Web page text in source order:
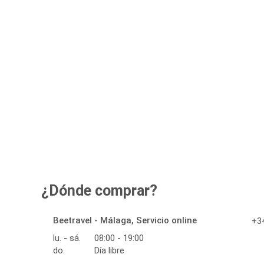
¿Dónde comprar?
Beetravel - Málaga, Servicio online
lu. - sá.
08:00 - 19:00
do.
Día libre